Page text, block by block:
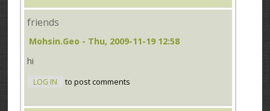
friends
Mohsin.geo - Thu, 2009-11-19 12:58
hi
LOG IN to post comments